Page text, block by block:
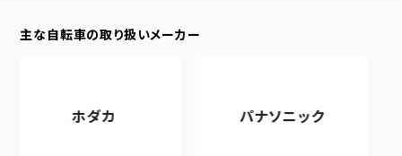
主な自転車の取り扱いメーカー
ホダカ パナソニック